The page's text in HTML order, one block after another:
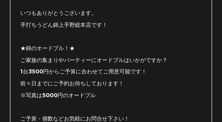
いつもありがとうございます。
手打ちうどん錦上手野総本店です！
★錦のオードブル！★
ご家族の集まりやパーティーにオードブルはいかがですか？
1台3500円からご予算に合わせてご用意可能です！
前々日までにご予約お待ちしております！
※写真は5000円のオードブル
ご予算・個数などお気軽にお問合せ下さい！